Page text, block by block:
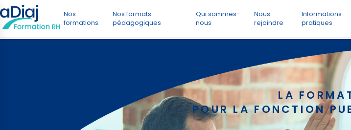
Nos
formations
Nos formats
pédagogiques
Qui sommes-
nous
Nous
rejoindre
Informations
pratiques
LA
POUR LA FONCTION